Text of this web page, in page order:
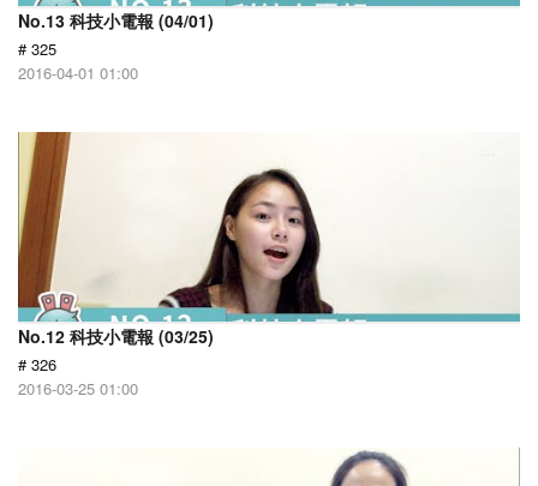
No.13 科技小電報 (04/01)
# 325
2016-04-01 01:00
No.12 科技小電報 (03/25)
# 326
2016-03-25 01:00